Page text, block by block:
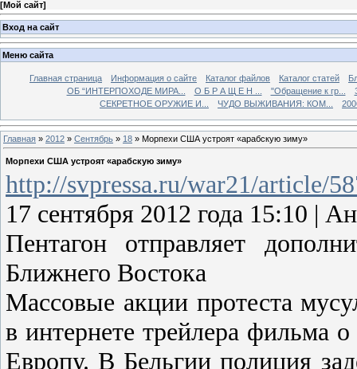
[Мой сайт]
Вход на сайт
Меню сайта
Главная страница Информация о сайте Каталог файлов Каталог статей
ОБ “ИНТЕРПОХОДЕ МИРА...
О Б Р А Щ Е Н ... "Обращение к гр...
СЕКРЕТНОЕ ОРУЖИЕ И...
ЧУДО ВЫЖИВАНИЯ: КОМ...
Главная » 2012 » Сентябрь » 18 » Морпехи США устроят «арабскую зиму»
Морпехи США устроят «арабскую зиму»
http://svpressa.ru/war21/article/
17 сентября 2012 года 15:10 |
Пентагон отправляет
Ближнего Востока
Массовые акции протеста
в интернете трейлера фильма
Европу. В Бельгии полиция